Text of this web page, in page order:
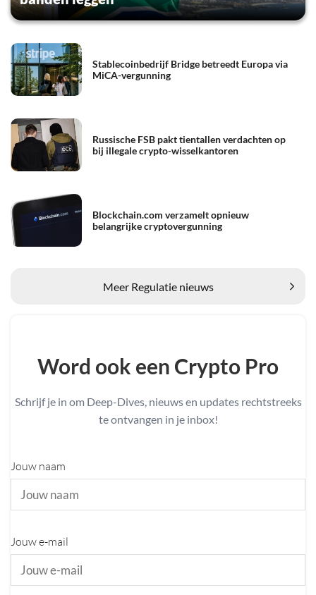
Stablecoinbedrijf Bridge betreedt Europa via
MiCA-vergunning
Russische FSB pakt tientallen verdachten op
bij illegale crypto-wisselkantoren
Blockchain.com verzamelt opnieuw
belangrijke cryptovergunning
Meer Regulatie nieuws
Word ook een Crypto Pro
Schrijf je in om Deep-Dives, nieuws en updates rechtstreeks
te ontvangen in je inbox!
Jouw naam
Jouw e-mail